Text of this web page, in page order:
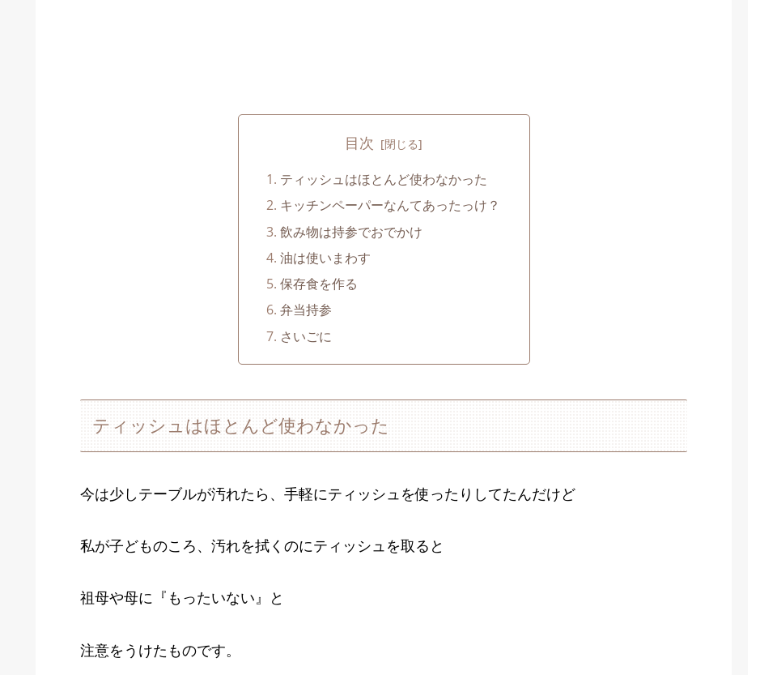
目次
ティッシュはほとんど使わなかった
キッチンペーパーなんてあったっけ？
飲み物は持参でおでかけ
油は使いまわす
保存食を作る
弁当持参
さいごに
ティッシュはほとんど使わなかった
今は少しテーブルが汚れたら、手軽にティッシュを使ったりしてたんだけど
私が子どものころ、汚れを拭くのにティッシュを取ると
祖母や母に『もったいない』と
注意をうけたものです。